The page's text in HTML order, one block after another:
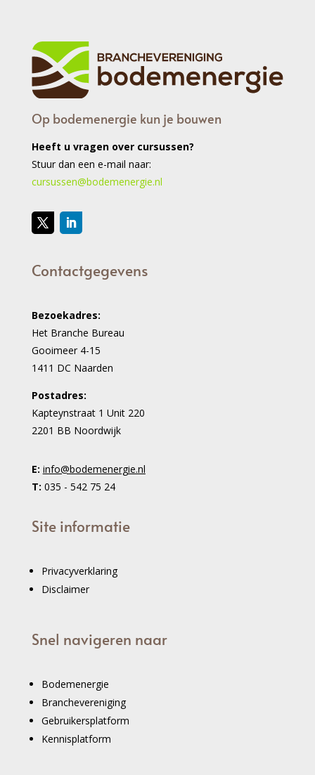
Op bodemenergie kun je bouwen
Heeft u vragen over cursussen?
Stuur dan een e-mail naar:
cursussen@bodemenergie.nl
Contactgegevens
Bezoekadres:
Het Branche Bureau
Gooimeer 4-15
1411 DC Naarden
Postadres:
Kapteynstraat 1 Unit 220
2201 BB Noordwijk
E: info@bodemenergie.nl
T: 035 - 542 75 24
Site informatie
Privacyverklaring
Disclaimer
Snel navigeren naar
Bodemenergie
Branchevereniging
Gebruikersplatform
Kennisplatform